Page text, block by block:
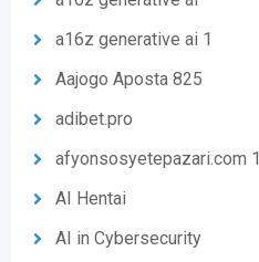
a16z generative ai 1
Aajogo Aposta 825
adibet.pro
afyonsosyetepazari.com 1
AI Hentai
AI in Cybersecurity